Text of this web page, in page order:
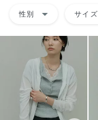
性別 arrow_drop_down サイズ